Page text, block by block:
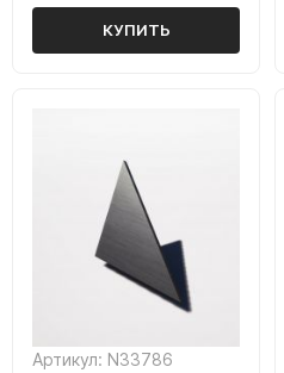
КУПИТЬ
Артикул: N33786